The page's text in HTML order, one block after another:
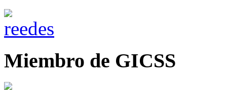
Miembro de GICSS